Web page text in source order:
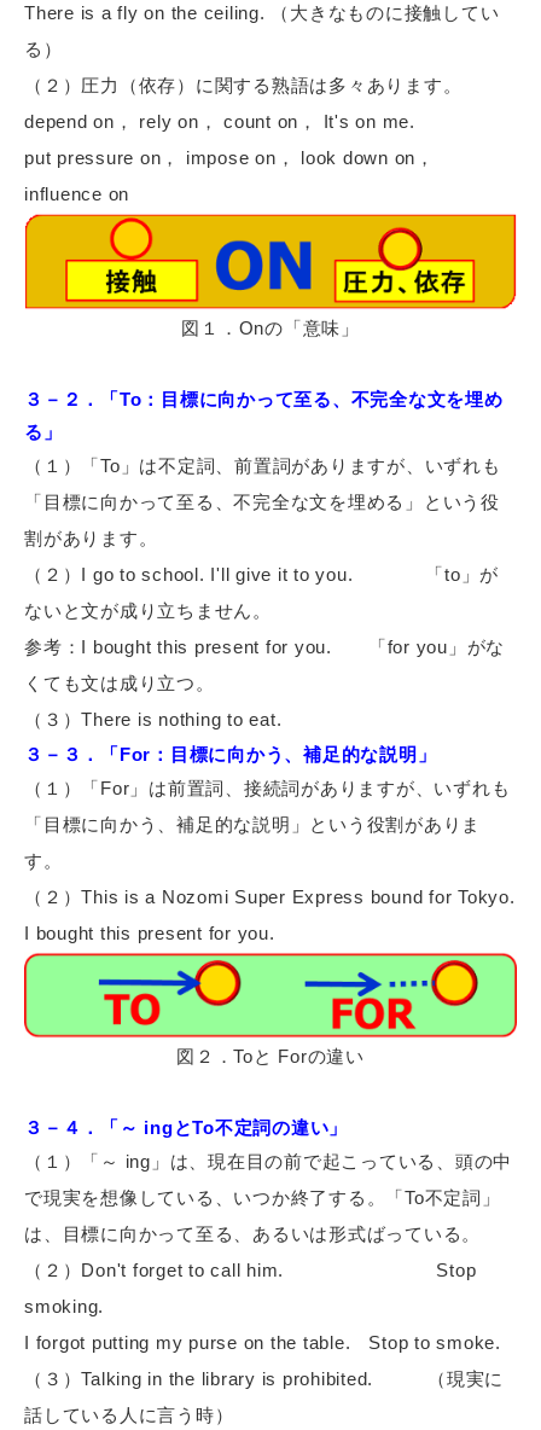
There is a fly on the ceiling. （大きなものに接触してい
る）
（２）圧力（依存）に関する熟語は多々あります。
depend on， rely on， count on， It's on me.
put pressure on， impose on， look down on，
influence on
図１．Onの「意味」
３－２．「To：目標に向かって至る、不完全な文を埋め
る」
（１）「To」は不定詞、前置詞がありますが、いずれも
「目標に向かって至る、不完全な文を埋める」という役
割があります。
（２）I go to school. I'll give it to you.
「to」が
ないと文が成り立ちません。
参考：I bought this present for you.
「for you」がな
くても文は成り立つ。
（３）There is nothing to eat.
３－３．「For：目標に向かう、補足的な説明」
（１）「For」は前置詞、接続詞がありますが、いずれも
「目標に向かう、補足的な説明」という役割がありま
す。
（２）This is a Nozomi Super Express bound for Tokyo.
I bought this present for you.
図２．Toと Forの違い
３－４．「～ ingとTo不定詞の違い」
（１）「～ ing」は、現在目の前で起こっている、頭の中
で現実を想像している、いつか終了する。「To不定詞」
は、目標に向かって至る、あるいは形式ばっている。
（２）Don't forget to call him.
Stop
smoking.
I forgot putting my purse on the table.
Stop to smoke.
（３）Talking in the library is prohibited.
（現実に
話している人に言う時）